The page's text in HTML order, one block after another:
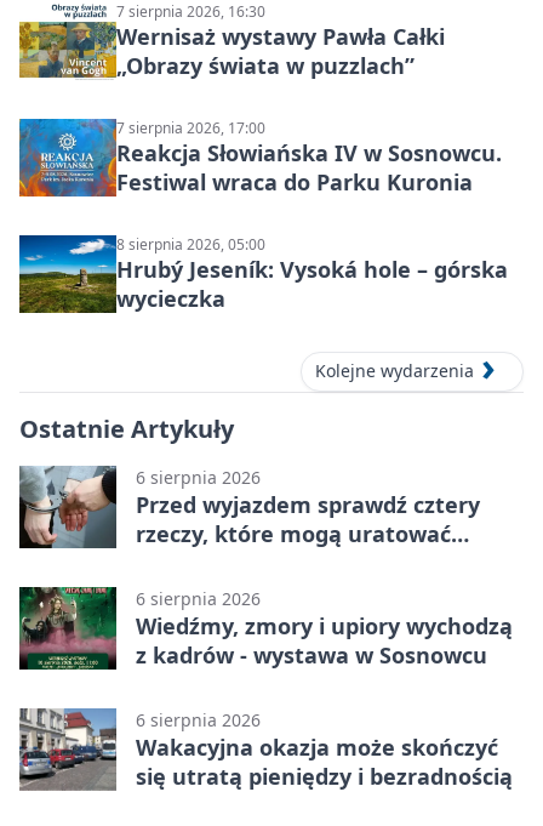
7 sierpnia 2026, 16:30
Wernisaż wystawy Pawła Całki
„Obrazy świata w puzzlach”
7 sierpnia 2026, 17:00
Reakcja Słowiańska IV w Sosnowcu.
Festiwal wraca do Parku Kuronia
8 sierpnia 2026, 05:00
Hrubý Jeseník: Vysoká hole – górska
wycieczka
Kolejne wydarzenia
Ostatnie Artykuły
6 sierpnia 2026
Przed wyjazdem sprawdź cztery
rzeczy, które mogą uratować
6 sierpnia 2026
Wiedźmy, zmory i upiory wychodzą
z kadrów - wystawa w Sosnowcu
6 sierpnia 2026
Wakacyjna okazja może skończyć
się utratą pieniędzy i bezradnością